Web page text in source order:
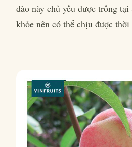
đào này chủ yếu được trồng
khỏe nên có thể chịu được